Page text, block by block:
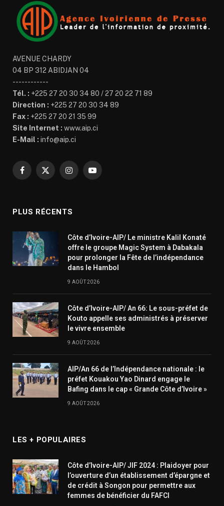
AVENUE CHARDY
04 BP 312 ABIDJAN 04
------------
Tél. : +225 27 20 30 34 80 / 27 20 22 71 89
Direction : +225 27 20 30 34 89
Fax : +225 27 20 21 35 99
Site Internet : www.aip.ci
E-Mail : info@aip.ci
Facebook
X
InstagramYouTube
PLUS RÉCENTS
Côte d’Ivoire-AIP/ Le ministre Kalil Konaté
offre le groupe Magic System à Dabakala
pour prolonger la Fête de l’indépendance
dans le Hambol
9 AOÛT 2026
Côte d’Ivoire-AIP/ An 66: Le sous-préfet de
Kouto appelle ses administrés à préserver
le vivre ensemble
9 AOÛT 2026
AIP/An 66 de l’Indépendance nationale : le
préfet Kouakou Yao Dinard engage le
Bafing dans le cap « Grande Côte d’Ivoire »
9 AOÛT 2026
LES + POPULAIRES
Côte d’Ivoire-AIP/ JIF 2024 : Plaidoyer pour
l’ouverture d’un établissement d’épargne et
de crédit à Songon pour permettre aux
femmes de bénéficier du FAFCI